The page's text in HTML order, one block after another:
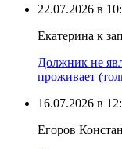
22.07.2026 в
Екатерина к
Должник не
проживает
16.07.2026 в
Егоров